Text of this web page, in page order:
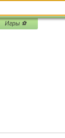
Игры ⚽